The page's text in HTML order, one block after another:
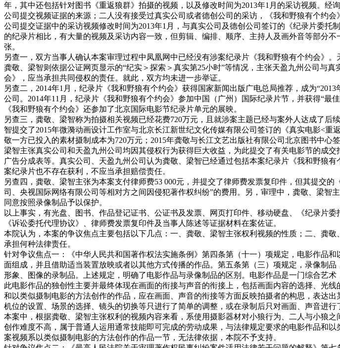
年，其中还包括针对图书《重返狼群》拍摄的视频，以及修改时间为2013年1月的采访视频。
公司提交视频证据的来源；二人没有接受过真实公司或者德创公司的采访，《我和野狼有个约
公司提交证据中的采访视频修改时间为2013年1月，与真实公司及德创公司签订的《纪录片委
的纪录片相比，有大量的视频及采访内容一致，但剪辑、编排、顺序、主持人及画外音等部分
张。
另查一，双方当事人确认本案审理过程中凤凰网中已经没有涉案纪录片《我和野狼有个约会》
龚敬、梁智则依据公证网页显示的“纪实＞探索＞真实第25小时”等情况，主张天盈九州公司与
会》，应当承担共同侵权的责任。就此，双方均未进一步举证。
另查二，2014年1月，纪录片《我和野狼有个约会》获得国家新闻出版广电总局推荐，成为
公司。2014年11月，纪录片《我和野狼有个约会》参加中国（广州）国际纪录片节，并获得“
《我和野狼有个约会》还参加了北京国际电影节纪录片单元的展映。
另查三，龚敬、梁智称为拍摄相关视频已经花费720万元，且就涉案主题已经与案外人达成了
智提交了2015年微漪动画设计工作室与北京长江新世纪文化传媒有限公司签订的《真实电影<
敬一方已投入的素材摄制成本为720万元；2015年龚敬与长江文艺出版社有限公司北京图书中
梁智主张真实公司和天盈九州公司均因其侵权行为获得巨大收益，为此提交了有关电影节的成
广告分成表等。真实公司、天盈九州公司认为龚敬、梁智已经通过包括本案纪录片《我和野狼
案纪录片也不存在获利，不应当承担赔偿责任。
另查四，龚敬、梁智主张为本案支付律师费53 000元，并提交了律师费发票复印件，但其提交
司、央视国际网络有限公司等相对方之间因侵犯著作权纠纷”的费用。另，审理中，龚敬、梁
同意按照录像制品予以保护。
以上事实，有光盘、图书、作品登记证书、公证书及发票、网页打印件、移动硬盘、《纪录片
《诉讼委托代理协议》、律师费发票复印件及当事人陈述等证据材料在案佐证。
本院认为，本案的争议焦点主要包括以下几点：一、龚敬、梁智主张权利视频的性质；二、龚
承担何种法律责任。
针对争议焦点一：《中华人民共和国著作权法实施条例》第四条第（十一）项规定，电影作品
面组成，并且借助适当装置放映或者以其他方式传播的作品。第五条第（三）项规定，录像制
形象、图像的录制品。上述规定，明确了电影作品与录像制品的区别。电影作品是一门综合艺
此电影作品的独创性主要并最终体现在画面的衔接与声音的衔接上，包括画面内容的选择、光
和以类似摄制电影的方法创作的作品，应在画面、声音的衔接等方面反映拍摄者的构思，表达
机位的设置、场景的选择、镜头的切换等只进行了简单的调整，或在录制后只对画面、声音进
本案中，根据龚敬、梁智主张权利的视频内容来看，系使用摄影器材对小狼行为、二人与小狼
创作难度不高，属于普通人运用通常技能即可完成的劳动成果，与法律规定要求的电影作品和
案视频系以类似摄制电影的方法创作的作品一节，无法律依据，本院不予支持。